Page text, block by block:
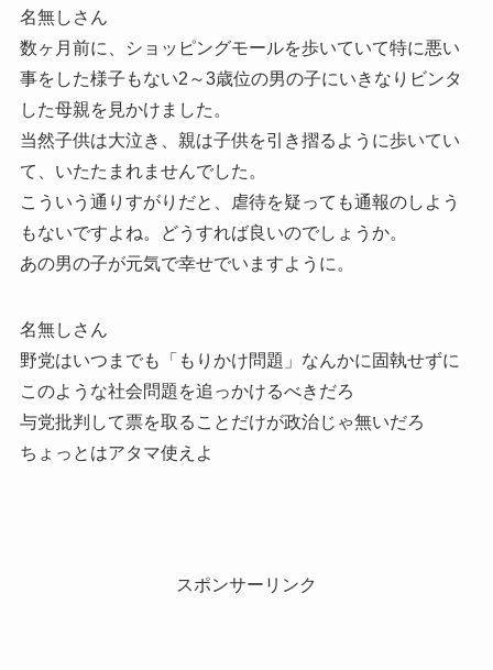
名無しさん
数ヶ月前に、ショッピングモールを歩いていて特に悪い
事をした様子もない2～3歳位の男の子にいきなりビンタ
した母親を見かけました。
当然子供は大泣き、親は子供を引き摺るように歩いてい
て、いたたまれませんでした。
こういう通りすがりだと、虐待を疑っても通報のしよう
もないですよね。どうすれば良いのでしょうか。
あの男の子が元気で幸せでいますように。
名無しさん
野党はいつまでも「もりかけ問題」なんかに固執せずに
このような社会問題を追っかけるべきだろ
与党批判して票を取ることだけが政治じゃ無いだろ
ちょっとはアタマ使えよ
スポンサーリンク